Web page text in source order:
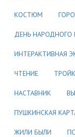
КОСТЮМ
ДЕНЬ НАРОДНОГО
ИНТЕРАКТИВНАЯ
ЧТЕНИЕ
НАСТАВНИК
ПУШКИНСКАЯ
ЖИЛИ БЫЛИ